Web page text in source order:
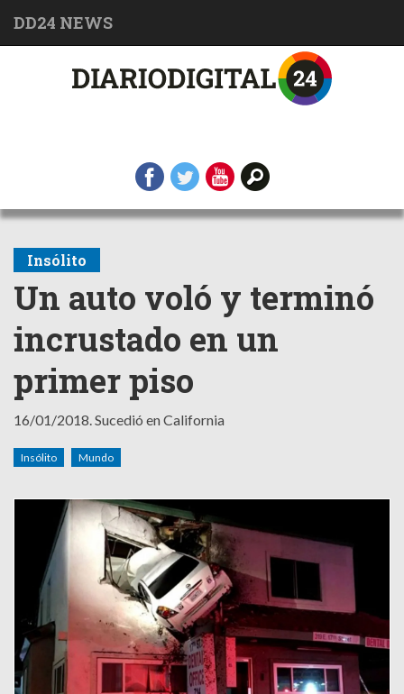
DD24 NEWS
Insólito
Un auto voló y terminó
incrustado en un
primer piso
16/01/2018.Sucedió en California
Insólito Mundo